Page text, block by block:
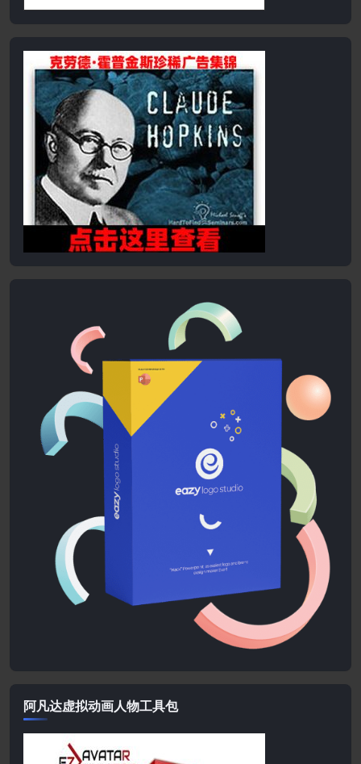
阿凡达虚拟动画人物工具包